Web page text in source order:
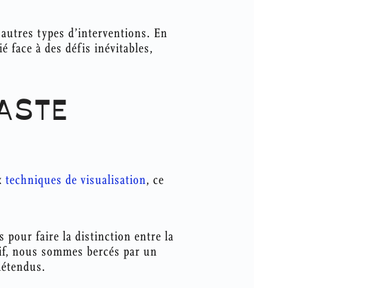
types d’interventions. En
face à des défis inévitables,
techniques de visualisation, ce
pour faire la distinction entre la
nous sommes bercés par un